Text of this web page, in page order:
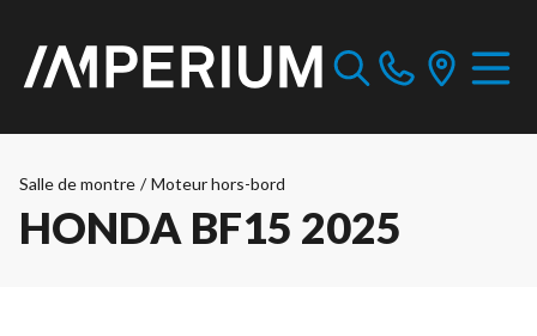
Salle de montre / Moteur hors-bord
HONDA BF15 2025